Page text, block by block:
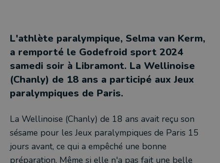
L'athlète paralympique, Selma van Kerm,
a remporté le Godefroid sport 2024
samedi soir à Libramont. La Wellinoise
(Chanly) de 18 ans a participé aux Jeux
paralympiques de Paris.
La Wellinoise (Chanly) de 18 ans avait reçu son
sésame pour les Jeux paralympiques de Paris 15
jours avant, ce qui a empêché une bonne
préparation. Même si elle n'a pas fait une belle